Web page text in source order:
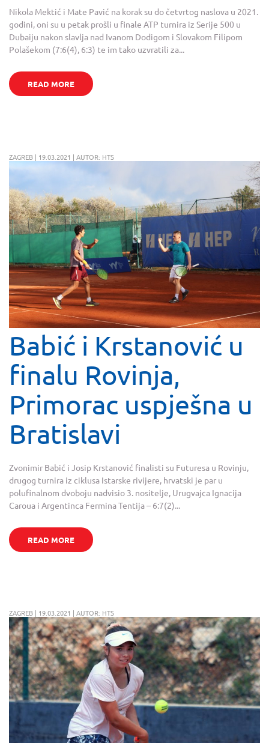
Nikola Mektić i Mate Pavić na korak su do četvrtog naslova u 2021.
godini, oni su u petak prošli u finale ATP turnira iz Serije 500 u
Dubaiju nakon slavlja nad Ivanom Dodigom i Slovakom Filipom
Polašekom (7:6(4), 6:3) te im tako uzvratili za...
READ MORE
ZAGREB | 19.03.2021 | AUTOR: HTS
Babić i Krstanović u
finalu Rovinja,
Primorac uspješna u
Bratislavi
Zvonimir Babić i Josip Krstanović finalisti su Futuresa u Rovinju,
drugog turnira iz ciklusa Istarske rivijere, hrvatski je par u
polufinalnom dvoboju nadvisio 3. nositelje, Urugvajca Ignacija
Caroua i Argentinca Fermina Tentija – 6:7(2)...
READ MORE
ZAGREB | 19.03.2021 | AUTOR: HTS